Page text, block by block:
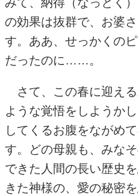
の効果は抜群で、お婆
す。ああ、せっかくの
だったのに……。
さて、この春に迎え
ような覚悟をしようか
してくるお腹をながめ
す。どの母親も、みな
できた人間の長い歴史
きた神様の、愛の秘密